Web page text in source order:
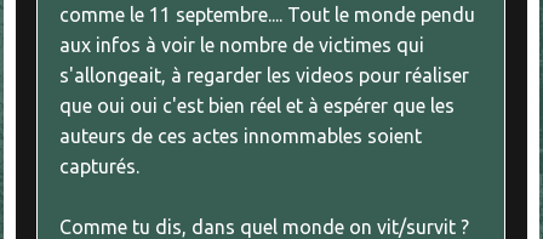
comme le 11 septembre.... Tout le monde pendu
aux infos à voir le nombre de victimes qui
s'allongeait, à regarder les videos pour réaliser
que oui oui c'est bien réel et à espérer que les
auteurs de ces actes innommables soient
capturés.
Comme tu dis, dans quel monde on vit/survit ?